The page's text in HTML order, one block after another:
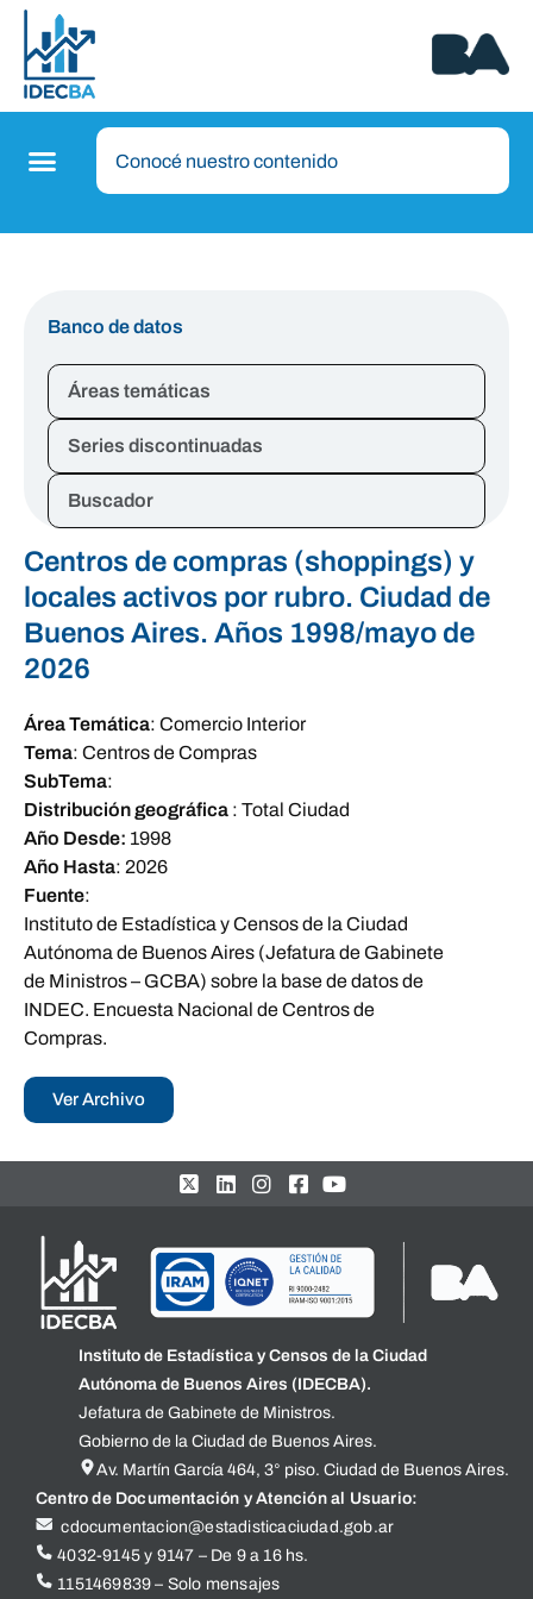
Banco de datos
Áreas temáticas
Series discontinuadas
Buscador
Centros de compras (shoppings) y
locales activos por rubro. Ciudad de
Buenos Aires. Años 1998/mayo de
2026
Área Temática: Comercio Interior
Tema: Centros de Compras
SubTema:
Distribución geográfica : Total Ciudad
Año Desde: 1998
Año Hasta: 2026
Fuente:
Instituto de Estadística y Censos de la Ciudad
Autónoma de Buenos Aires (Jefatura de Gabinete
de Ministros – GCBA) sobre la base de datos de
INDEC. Encuesta Nacional de Centros de
Compras.
Ver Archivo
Instituto de Estadística y Censos de la Ciudad
Autónoma de Buenos Aires (IDECBA).
Jefatura de Gabinete de Ministros.
Gobierno de la Ciudad de Buenos Aires.
Av. Martín García 464, 3° piso. Ciudad de Buenos Aires.
Centro de Documentación y Atención al Usuario:
cdocumentacion@estadisticaciudad.gob.ar
4032-9145 y 9147 – De 9 a 16 hs.
1151469839 – Solo mensajes